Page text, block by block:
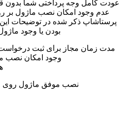
عودت کامل وجه پرداختی شما
عدم وجود امکان نصب ماژول بر
پرستاشاپ ذکر شده در توضیحات
بودن یا وجود
مدت زمان مجاز برای ثبت
وجود امکان نصب
نصب موفق ماژول روی